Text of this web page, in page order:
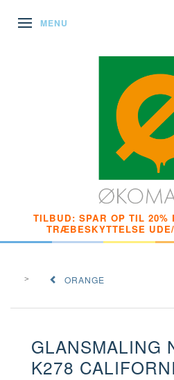
SKIFTE NAVIGATION
MENU
TILBUD: SPAR OP TIL 20%
TRÆBESKYTTELSE
ORANGE
GLANSMALING
K278